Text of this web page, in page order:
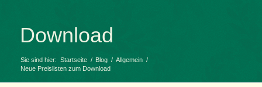
Download
Sie sind hier: Startseite / Blog / Allgemein /
Neue Preislisten zum Download